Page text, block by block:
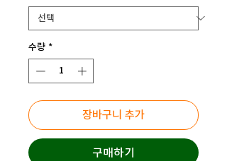
수량 *
장바구니 추가
구매하기